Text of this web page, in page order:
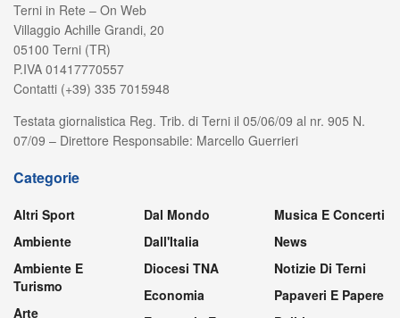
Terni in Rete – On Web
Villaggio Achille Grandi, 20
05100 Terni (TR)
P.IVA 01417770557
Contatti (+39) 335 7015948
Testata giornalistica Reg. Trib. di Terni il 05/06/09 al nr. 905 N.
07/09 – Direttore Responsabile: Marcello Guerrieri
Categorie
Altri Sport
Ambiente
Ambiente E
Turismo
Arte
Dal Mondo
Dall'Italia
Diocesi TNA
Economia
Musica E Concerti
News
Notizie Di Terni
Papaveri E Papere